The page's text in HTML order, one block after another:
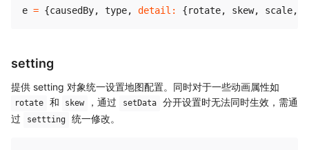
e = {causedBy, type, detail : {rotate, skew, scale,
setting
提供 setting 对象统一设置地图配置。同时对于一些动画属性如
rotate 和 skew ，通过 setData
分开设置时无法同时生效，需通
过
settting 统一修改。